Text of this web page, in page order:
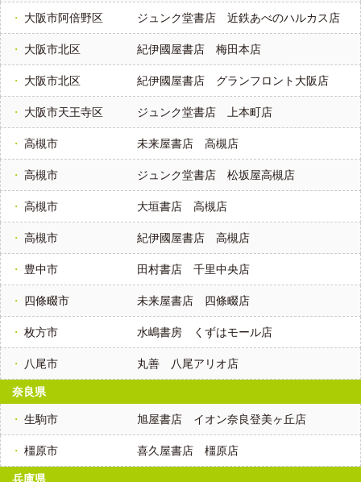
大阪市阿倍野区 ジュンク堂書店 近鉄あべのハルカス店
大阪市北区 紀伊國屋書店 梅田本店
大阪市北区 紀伊國屋書店 グランフロント大阪店
大阪市天王寺区 ジュンク堂書店 上本町店
高槻市 未来屋書店 高槻店
高槻市 ジュンク堂書店 松坂屋高槻店
高槻市 大垣書店 高槻店
高槻市 紀伊國屋書店 高槻店
豊中市 田村書店 千里中央店
四條畷市 未来屋書店 四條畷店
枚方市 水嶋書房 くずはモール店
八尾市 丸善 八尾アリオ店
奈良県
生駒市 旭屋書店 イオン奈良登美ヶ丘店
橿原市 喜久屋書店 橿原店
兵庫県